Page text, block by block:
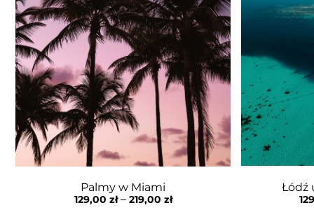
Palmy w Miami
129,00 zł– 219,00 zł
Łódź